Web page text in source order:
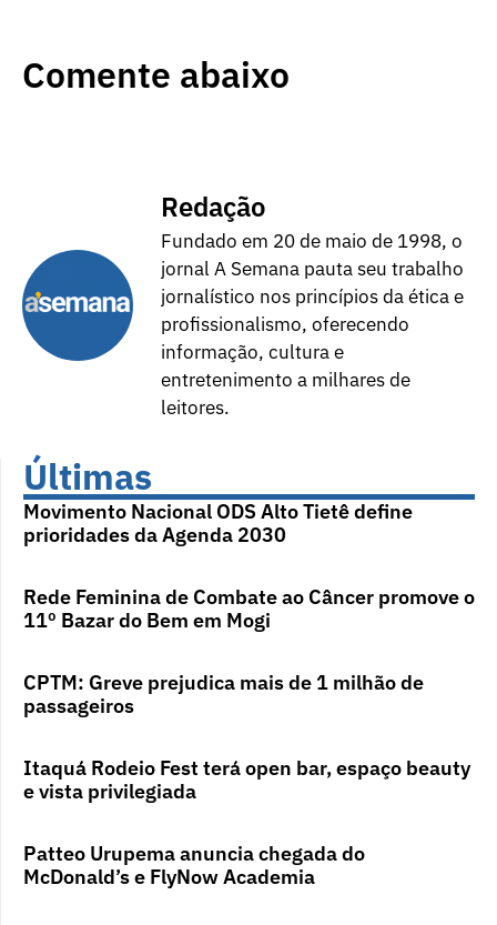
Comente abaixo
Redação
Fundado em 20 de maio de 1998, o
jornal A Semana pauta seu trabalho
jornalístico nos princípios da ética e
profissionalismo, oferecendo
informação, cultura e
entretenimento a milhares de
leitores.
Últimas
Movimento Nacional ODS Alto Tietê define
prioridades da Agenda 2030
Rede Feminina de Combate ao Câncer promove o
11º Bazar do Bem em Mogi
CPTM: Greve prejudica mais de 1 milhão de
passageiros
Itaquá Rodeio Fest terá open bar, espaço beauty
e vista privilegiada
Patteo Urupema anuncia chegada do
McDonald’s e FlyNow Academia